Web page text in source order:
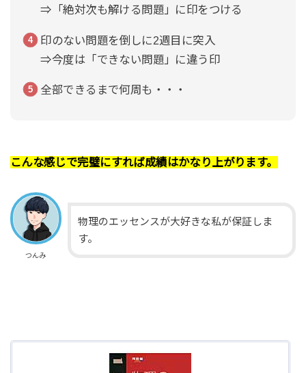
⇒「絶対次も解ける問題」に印をつける
印のない問題を倒しに2週目に突入
⇒今度は「できない問題」に違う印
全部できるまで何周も・・・
こんな感じで完璧にすれば成績はかなり上がります。
つんみ
物理のエッセンスが大好きな私が保証しま
す。